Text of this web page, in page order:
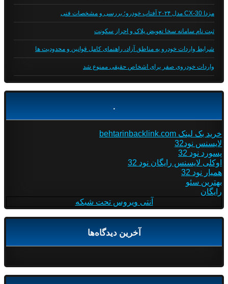
مزدا CX-30 مدل ۲۰۲۴ آفتاب خودرو؛ بررسی و مشخصات فنی
ثبت نام سامانه سخا تعویض پلاک و احراز سکونت
شرایط واردات خودرو به مناطق آزاد، راهنمای کامل قوانین و محدودیت ها
واردات خودروی صفر برای اشخاص حقیقی ممنوع شد
.
خرید بک لینک behtarinbacklink.com
لایسنس نود32
پسورد نود 32
اوکلی لایسنس رایگان نود 32
همیار نود 32
بهترین سئو
رایگان
آنتی ویروس تحت شبکه
آخرین دیدگاه‌ها